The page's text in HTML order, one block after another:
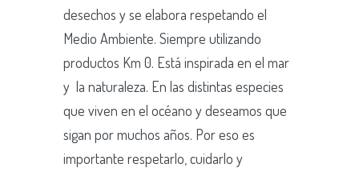
desechos y se elabora respetando el
Medio Ambiente. Siempre utilizando
productos Km 0. Está inspirada en el mar
y la naturaleza. En las distintas especies
que viven en el océano y deseamos que
sigan por muchos años. Por eso es
importante respetarlo, cuidarlo y